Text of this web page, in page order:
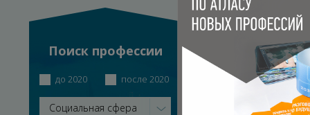
Поиск профессии
до 2020 после 2020
Социальная сфера
МОДЕРАТОР
Главная Каталог